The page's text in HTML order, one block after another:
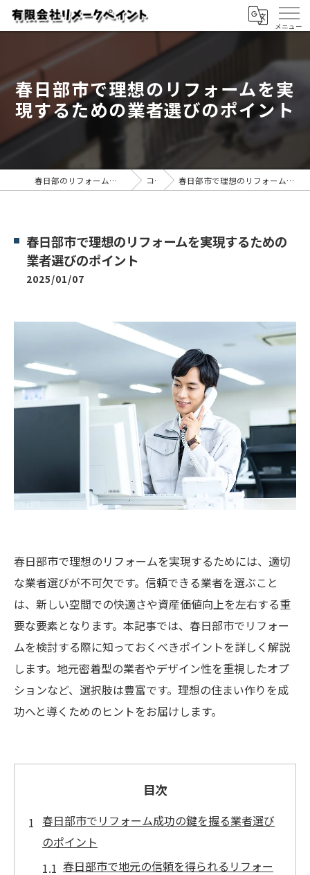
春日部市で理想のリフォームを実
現するための業者選びのポイント
春日部のリフォームなら有限会社リメークペイント コラム 春日部市で理想のリフォームを実現するための業者選びのポイント
春日部市で理想のリフォームを実現するための
業者選びのポイント
2025/01/07
春日部市で理想のリフォームを実現するためには、適切
な業者選びが不可欠です。信頼できる業者を選ぶこと
は、新しい空間での快適さや資産価値向上を左右する重
要な要素となります。本記事では、春日部市でリフォー
ムを検討する際に知っておくべきポイントを詳しく解説
します。地元密着型の業者やデザイン性を重視したオプ
ションなど、選択肢は豊富です。理想の住まい作りを成
功へと導くためのヒントをお届けします。
目次
春日部市でリフォーム成功の鍵を握る業者選び
のポイント
春日部市で地元の信頼を得られるリフォー